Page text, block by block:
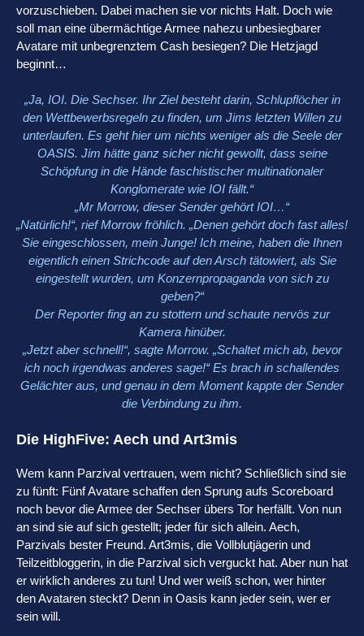
vorzuschieben. Dabei machen sie vor nichts Halt. Doch wie
soll man eine übermächtige Armee nahezu unbesiegbarer
Avatare mit unbegrenztem Cash besiegen? Die Hetzjagd
beginnt…
„Ja, IOI. Die Sechser. Ihr Ziel besteht darin, Schlupflöcher in
den Wettbewerbsregeln zu finden, um Jims letzten Willen zu
unterlaufen. Es geht hier um nichts weniger als die Seele der
OASIS. Jim hätte ganz sicher nicht gewollt, dass seine
Schöpfung in die Hände faschistischer multinationaler
Konglomerate wie IOI fällt.“
„Mr Morrow, dieser Sender gehört IOI…“
„Natürlich!“, rief Morrow fröhlich. „Denen gehört doch fast alles!
Sie eingeschlossen, mein Junge! Ich meine, haben die Ihnen
eigentlich einen Strichcode auf den Arsch tätowiert, als Sie
eingestellt wurden, um Konzernpropaganda von sich zu
geben?“
Der Reporter fing an zu stottern und schaute nervös zur
Kamera hinüber.
„Jetzt aber schnell!“, sagte Morrow. „Schaltet mich ab, bevor
ich noch irgendwas anderes sage!“ Es brach in schallendes
Gelächter aus, und genau in dem Moment kappte der Sender
die Verbindung zu ihm.
Die HighFive: Aech und Art3mis
Wem kann Parzival vertrauen, wem nicht? Schließlich sind sie
zu fünft: Fünf Avatare schaffen den Sprung aufs Scoreboard
noch bevor die Armee der Sechser übers Tor herfällt. Von nun
an sind sie auf sich gestellt; jeder für sich allein. Aech,
Parzivals bester Freund. Art3mis, die Vollblutjägerin und
Teilzeitbloggerin, in die Parzival sich verguckt hat. Aber nun hat
er wirklich anderes zu tun! Und wer weiß schon, wer hinter
den Avataren steckt? Denn in Oasis kann jeder sein, wer er
sein will.